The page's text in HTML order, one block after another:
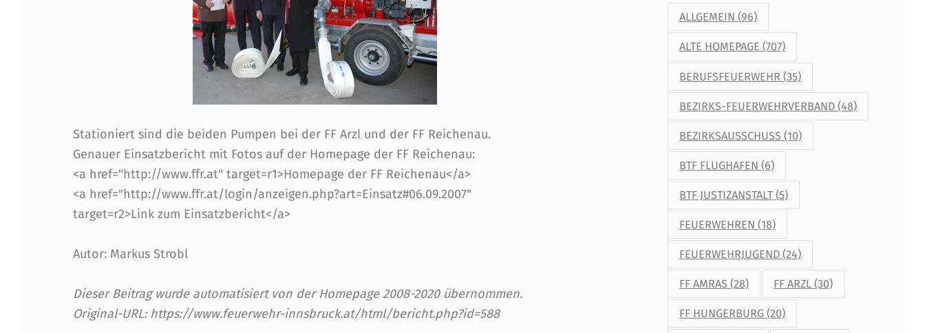
SS
P
U
E
Stationiert sind die beiden Pumpen bei der FF Arzl und der FF Reichenau.
Genauer Einsatzbericht mit Fotos auf der Homepage der FF Reichenau:
<a href="http://www.ffr.at" target=r1>Homepage der FF Reichenau</a>
<a href="http://www.ffr.at/login/anzeigen.php?art=Einsatz#06.09.2007"
target=r2>Link zum Einsatzbericht</a>
Autor: Markus Strobl
Dieser Beitrag wurde automatisiert von der Homepage 2008-2020 übernommen.
Original-URL: https://www.feuerwehr-innsbruck.at/html/bericht.php?id=588
ALLGEMEIN (96)
ALTE HOMEPAGE (707)
BERUFSFEUERWEHR (35)
BEZIRKS-FEUERWEHRVERBAND (48)
BEZIRKSAUSSCHUSS (10)
BTF FLUGHAFEN (6)
BTF JUSTIZANSTALT (5)
FEUERWEHREN (18)
FEUERWEHRJUGEND (24)
FF AMRAS (28) FF ARZL (30)
FF HUNGERBURG (20)